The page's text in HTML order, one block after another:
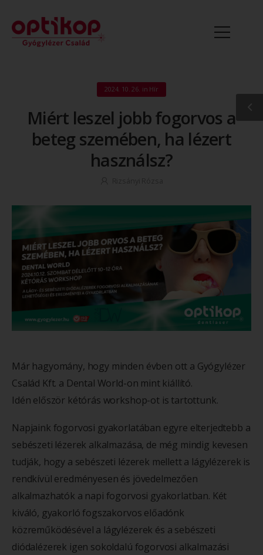
2024. 10. 26. in Hír
Miért leszel jobb fogorvos a
beteg szemében, ha lézert
használsz?
Már hagyomány, hogy minden évben ott a Gyógylézer
Család Kft. a Dental World-on mint kiállító.
Idén először kétórás workshop-ot is tartottunk.
Napjaink fogorvosi gyakorlatában egyre elterjedtebb a
sebészeti lézerek alkalmazása, de még mindig kevesen
tudják, hogy a sebészeti lézerek mellett a lágylézerek is
rendkívül eredményesen és jövedelmezően
alkalmazhatók a napi fogorvosi gyakorlatban. Két
kiváló, gyakorló fogszakorvos előadónk
közreműködésével a lágylézerek és a sebészeti
diódalézerek igen sokoldalú fogorvosi alkalmazási